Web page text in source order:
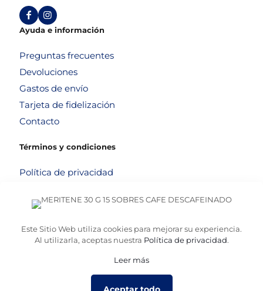
Ayuda e información
Preguntas frecuentes
Devoluciones
Gastos de envío
Tarjeta de fidelización
Contacto
Términos y condiciones
Política de privacidad
Aviso legal
Este Sitio Web utiliza cookies para mejorar su experiencia.
Al utilizarla, aceptas nuestra Política de privacidad.
Leer más